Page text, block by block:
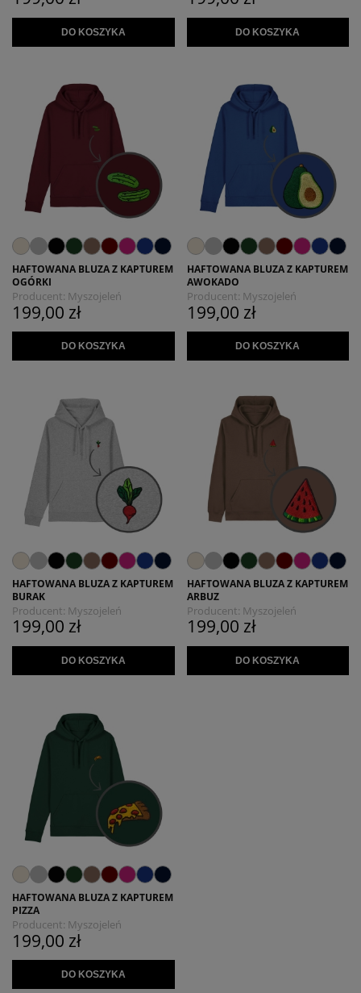
DO KOSZYKA DO KOSZYKA
HAFTOWANA BLUZA Z KAPTUREM
OGÓRKI
Producent: Myszojeleń
199,00 zł
DO KOSZYKA
HAFTOWANA BLUZA Z KAPTUREM
AWOKADO
Producent: Myszojeleń
199,00 zł
DO KOSZYKA
HAFTOWANA BLUZA Z KAPTUREM
BURAK
Producent: Myszojeleń
199,00 zł
DO KOSZYKA
HAFTOWANA BLUZA Z KAPTUREM
ARBUZ
Producent: Myszojeleń
199,00 zł
DO KOSZYKA
HAFTOWANA BLUZA Z KAPTUREM
PIZZA
Producent: Myszojeleń
199,00 zł
DO KOSZYKA